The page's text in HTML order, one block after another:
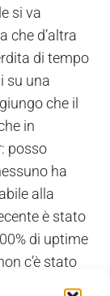
si va
che d’altra
di tempo
su una
che il
in
posso
ha
alla
è stato
di uptime
c’è stato